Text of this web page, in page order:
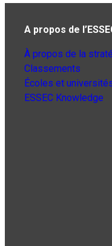
A propos de
À propos de la
Classements
Écoles et
ESSEC Knowledge